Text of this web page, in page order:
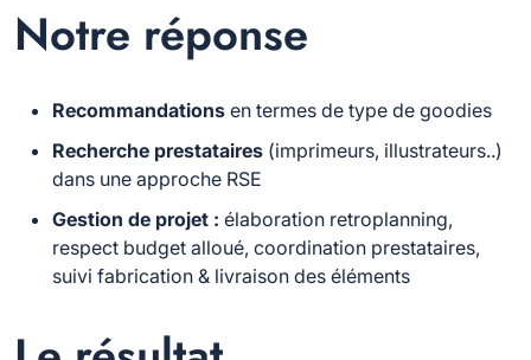
Notre réponse
Recommandations en termes de type de goodies
Recherche prestataires (imprimeurs, illustrateurs..)
dans une approche RSE
Gestion de projet : élaboration retroplanning,
respect budget alloué, coordination prestataires,
suivi fabrication & livraison des éléments